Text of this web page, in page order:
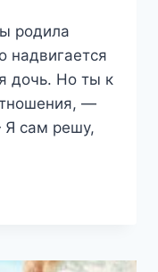
родила
надвигается
дочь. Но ты к
—
Я сам решу,